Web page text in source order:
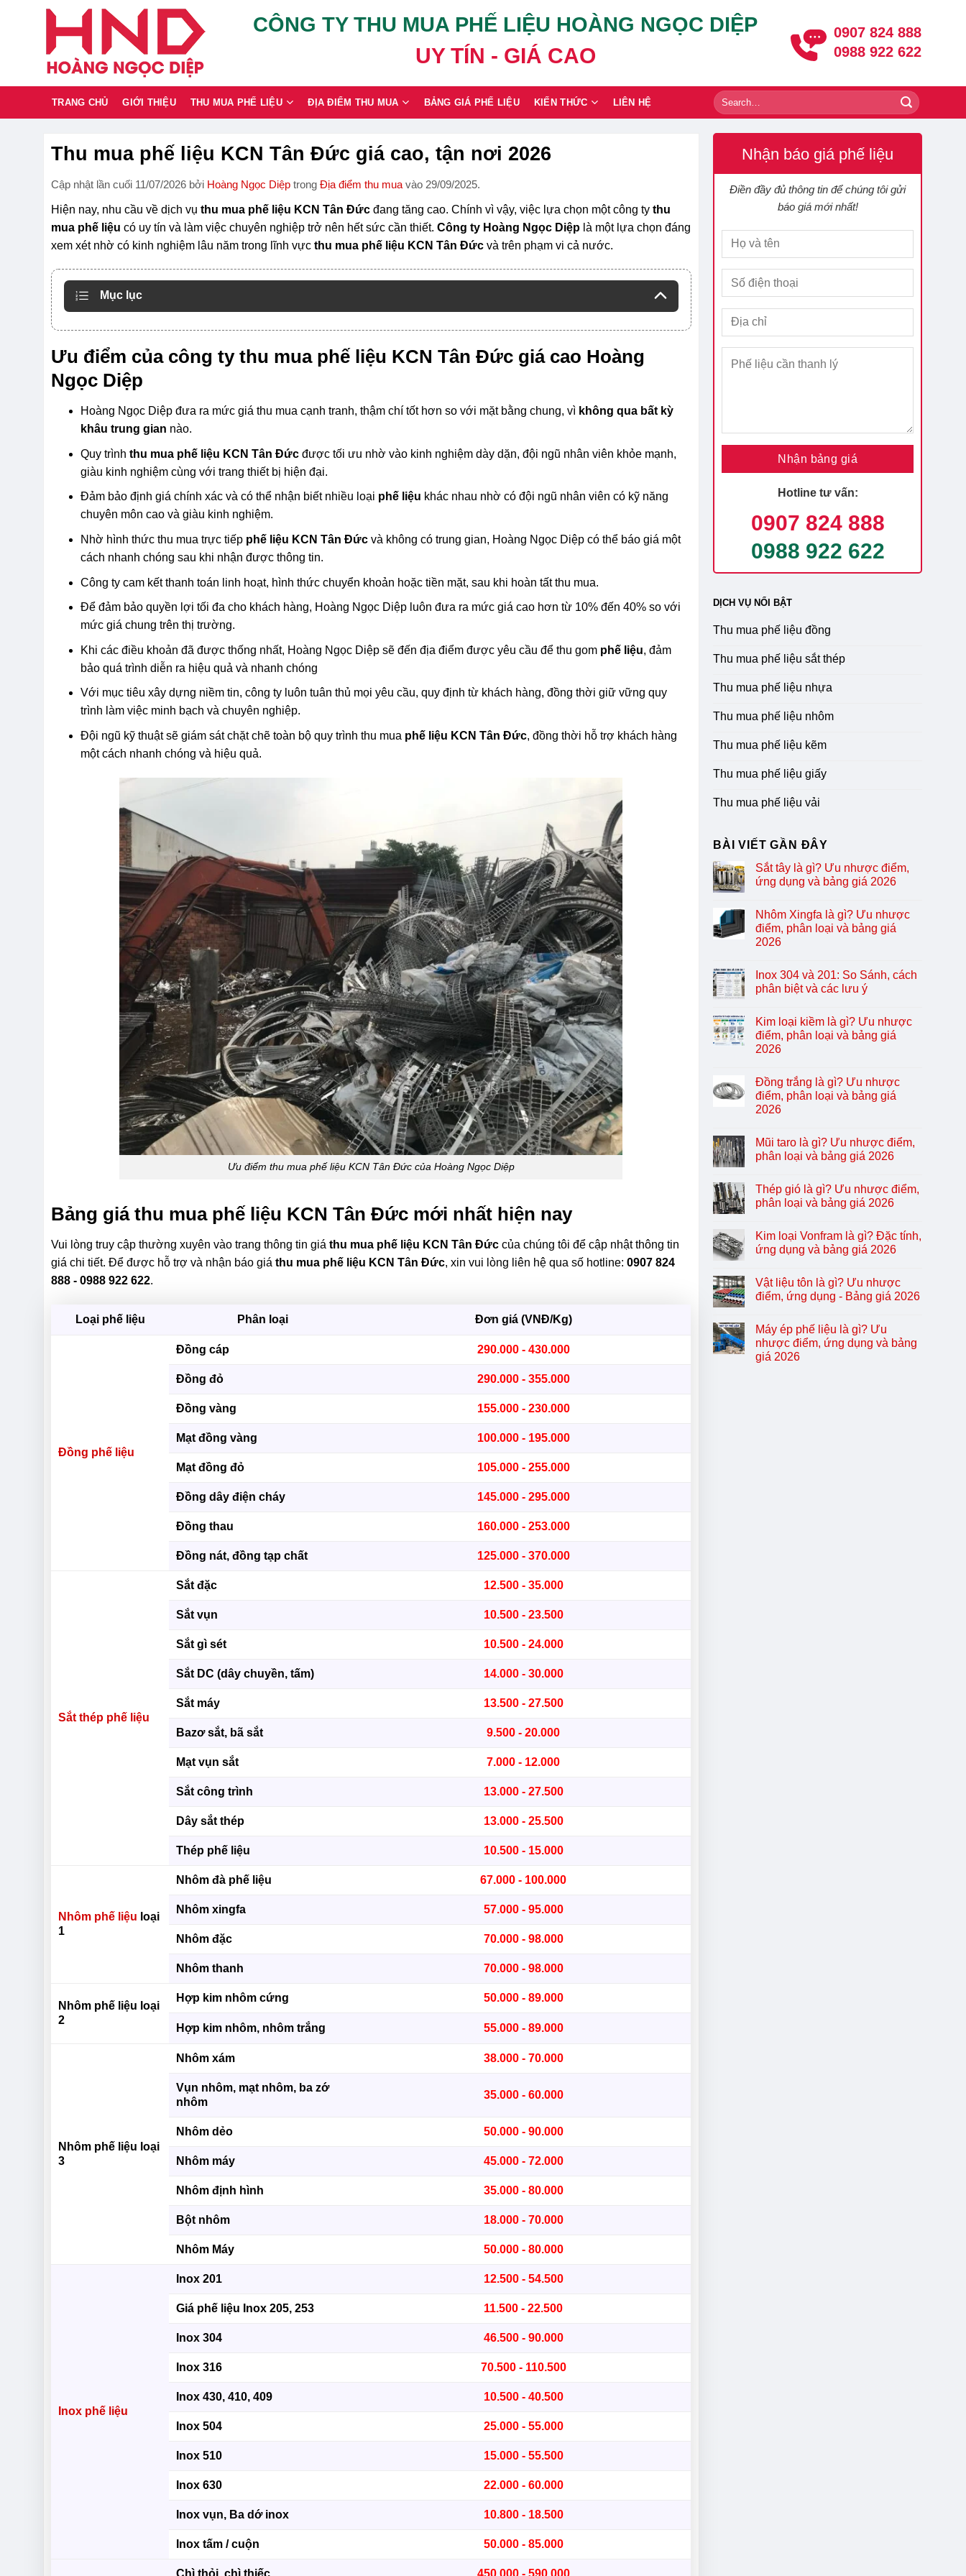
CÔNG TY THU MUA PHẾ LIỆU HOÀNG NGỌC DIỆP
UY TÍN - GIÁ CAO
0907 824 888
0988 922 622
TRANG CHỦ GIỚI THIỆU THU MUA PHẾ LIỆU ĐỊA ĐIỂM THU MUA BẢNG GIÁ PHẾ LIỆU KIẾN THỨC LIÊN HỆ
Thu mua phế liệu KCN Tân Đức giá cao, tận nơi 2026
Cập nhật lần cuối 11/07/2026 bởi Hoàng Ngọc Diệp trongĐịa điểm thu mua vào 29/09/2025.
Hiện nay, nhu cầu về dịch vụthu mua phế liệu KCN Tân Đức đang tăng cao. Chính vì vậy, việc lựa chọn một công tythu
mua phế liệu có uy tín và làm việc chuyên nghiệp trở nên hết sức cần thiết.Công ty Hoàng Ngọc Diệp là một lựa chọn đáng
xem xét nhờ có kinh nghiệm lâu năm trong lĩnh vựcthu mua phế liệu KCN Tân Đức và trên phạm vi cả nước.
Mục lục
Ưu điểm của công ty thu mua phế liệu KCN Tân Đức giá cao Hoàng
Ngọc Diệp
Hoàng Ngọc Diệp đưa ra mức giá thu mua cạnh tranh, thậm chí tốt hơn so với mặt bằng chung, vì không qua bất kỳ
khâu trung gian nào.
Quy trìnhthu mua phế liệu KCN Tân Đức được tối ưu nhờ vào kinh nghiệm dày dặn, đội ngũ nhân viên khỏe mạnh,
giàu kinh nghiệm cùng với trang thiết bị hiện đại.
Đảm bảo định giá chính xác và có thể nhận biết nhiều loại phế liệu khác nhau nhờ có đội ngũ nhân viên có kỹ năng
chuyên môn cao và giàu kinh nghiệm.
Nhờ hình thức thu mua trực tiếp phế liệu KCN Tân Đức và không có trung gian, Hoàng Ngọc Diệp có thể báo giá một
cách nhanh chóng sau khi nhận được thông tin.
Công ty cam kết thanh toán linh hoạt, hình thức chuyển khoản hoặc tiền mặt, sau khi hoàn tất thu mua.
Để đảm bảo quyền lợi tối đa cho khách hàng, Hoàng Ngọc Diệp luôn đưa ra mức giá cao hơn từ 10% đến 40% so với
mức giá chung trên thị trường.
Khi các điều khoản đã được thống nhất, Hoàng Ngọc Diệp sẽ đến địa điểm được yêu cầu để thu gom phế liệu, đảm
bảo quá trình diễn ra hiệu quả và nhanh chóng
Với mục tiêu xây dựng niềm tin, công ty luôn tuân thủ mọi yêu cầu, quy định từ khách hàng, đồng thời giữ vững quy
trình làm việc minh bạch và chuyên nghiệp.
Đội ngũ kỹ thuật sẽ giám sát chặt chẽ toàn bộ quy trình thu mua phế liệu KCN Tân Đức, đồng thời hỗ trợ khách hàng
một cách nhanh chóng và hiệu quả.
Ưu điểm thu mua phế liệu KCN Tân Đức của Hoàng Ngọc Diệp
Bảng giá thu mua phế liệu KCN Tân Đức mới nhất hiện nay
Vui lòng truy cập thường xuyên vào trang thông tin giáthu mua phế liệu KCN Tân Đức của chúng tôi để cập nhật thông tin
giá chi tiết. Để được hỗ trợ và nhận báo giáthu mua phế liệu KCN Tân Đức, xin vui lòng liên hệ qua số hotline:0907 824
888 - 0988 922 622.
Loại phế liệu Phân loại Đơn giá (VNĐ/Kg)
Đồng phế liệu
Đồng cáp 290.000 - 430.000
Đồng đỏ 290.000 - 355.000
Đồng vàng 155.000 - 230.000
Mạt đồng vàng 100.000 - 195.000
Mạt đồng đỏ 105.000 - 255.000
Đồng dây điện cháy 145.000 - 295.000
Đồng thau 160.000 - 253.000
Đồng nát, đồng tạp chất 125.000 - 370.000
Sắt thép phế liệu
Sắt đặc 12.500 - 35.000
Sắt vụn 10.500 - 23.500
Sắt gì sét 10.500 - 24.000
Sắt DC (dây chuyền, tấm) 14.000 - 30.000
Sắt máy 13.500 - 27.500
Bazơ sắt, bã sắt 9.500 - 20.000
Mạt vụn sắt 7.000 - 12.000
Sắt công trình 13.000 - 27.500
Dây sắt thép 13.000 - 25.500
Thép phế liệu 10.500 - 15.000
Nhôm phế liệu loại
1
Nhôm đà phế liệu 67.000 - 100.000
Nhôm xingfa 57.000 - 95.000
Nhôm đặc 70.000 - 98.000
Nhôm thanh 70.000 - 98.000
Nhôm phế liệu loại
2
Hợp kim nhôm cứng 50.000 - 89.000
Hợp kim nhôm, nhôm trắng 55.000 - 89.000
Nhôm phế liệu loại
3
Nhôm xám 38.000 - 70.000
Vụn nhôm, mạt nhôm, ba zớ
nhôm
35.000 - 60.000
Nhôm dẻo 50.000 - 90.000
Nhôm máy 45.000 - 72.000
Nhôm định hình 35.000 - 80.000
Bột nhôm 18.000 - 70.000
Nhôm Máy 50.000 - 80.000
Inox phế liệu
Inox 201 12.500 - 54.500
Giá phế liệu Inox 205, 253 11.500 - 22.500
Inox 304 46.500 - 90.000
Inox 316 70.500 - 110.500
Inox 430, 410, 409 10.500 - 40.500
Inox 504 25.000 - 55.000
Inox 510 15.000 - 55.500
Inox 630 22.000 - 60.000
Inox vụn, Ba dớ inox 10.800 - 18.500
Inox tấm / cuộn 50.000 - 85.000
Chì thỏi, chì thiếc 450.000 - 590.000
Nhận báo giá phế liệu
Điền đầy đủ thông tin để chúng tôi gửi
báo giá mới nhất!
Hotline tư vấn:
0907 824 888
0988 922 622
DỊCH VỤ NỔI BẬT
Thu mua phế liệu đồng
Thu mua phế liệu sắt thép
Thu mua phế liệu nhựa
Thu mua phế liệu nhôm
Thu mua phế liệu kẽm
Thu mua phế liệu giấy
Thu mua phế liệu vải
BÀI VIẾT GẦN ĐÂY
Sắt tây là gì? Ưu nhược điểm,
ứng dụng và bảng giá 2026
Nhôm Xingfa là gì? Ưu nhược
điểm, phân loại và bảng giá
2026
Inox 304 và 201: So Sánh, cách
phân biệt và các lưu ý
Kim loại kiềm là gì? Ưu nhược
điểm, phân loại và bảng giá
2026
Đồng trắng là gì? Ưu nhược
điểm, phân loại và bảng giá
2026
Mũi taro là gì? Ưu nhược điểm,
phân loại và bảng giá 2026
Thép gió là gì? Ưu nhược điểm,
phân loại và bảng giá 2026
Kim loại Vonfram là gì? Đặc tính,
ứng dụng và bảng giá 2026
Vật liệu tôn là gì? Ưu nhược
điểm, ứng dụng - Bảng giá 2026
Máy ép phế liệu là gì? Ưu
nhược điểm, ứng dụng và bảng
giá 2026